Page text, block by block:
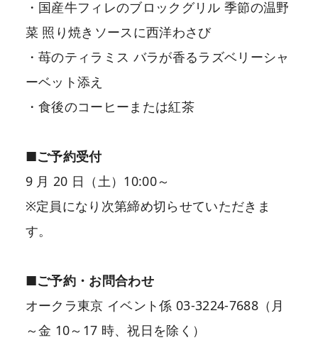
・国産牛フィレのブロックグリル 季節の温野
菜 照り焼きソースに西洋わさび
・苺のティラミス バラが香るラズベリーシャ
ーベット添え
・食後のコーヒーまたは紅茶
■ご予約受付
9 月 20 日（土）10:00～
※定員になり次第締め切らせていただきま
す。
■ご予約・お問合わせ
オークラ東京 イベント係 03-3224-7688（月
～金 10～17 時、祝日を除く）